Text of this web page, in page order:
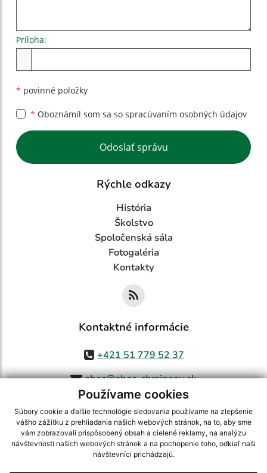
Používame cookies
Súbory cookie a ďalšie technológie sledovania používame na zlepšenie
vášho zážitku z prehliadania našich webových stránok, na to, aby sme
vám zobrazovali prispôsobený obsah a cielené reklamy, na analýzu
návštevnosti našich webových stránok a na pochopenie toho, odkiaľ naši
návštevníci prichádzajú.
Príloha:
* povinné položky
* Oboznámil som sa so spracúvaním osobných údajov
Google reCaptcha Response
Odoslať správu
Rýchle odkazy
História
Školstvo
Spoločenská sála
Fotogaléria
Kontakty
Kontaktné informácie
+421 51 779 52 37
obec@obec-chminany.sk
využite možnosť získavania aktuálnych informácií s využitím RSS
CMS systém (redakčný) systém ECHELON 2,Mapa stránok,web portál
webex.digital, s.r.o.,domény,registrácia domény